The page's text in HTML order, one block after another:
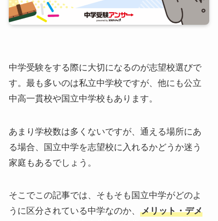
中学受験をする際に大切になるのが志望校選びで
す。最も多いのは私立中学校ですが、他にも公立
中高一貫校や国立中学校もあります。
あまり学校数は多くないですが、通える場所にあ
る場合、国立中学を志望校に入れるかどうか迷う
家庭もあるでしょう。
そこでこの記事では、そもそも国立中学がどのよ
うに区分されている中学なのか、 メリット・デメ